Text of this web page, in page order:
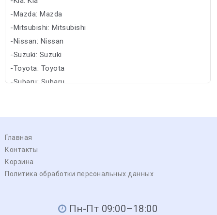
-Mazda: Mazda
-Mitsubishi: Mitsubishi
-Nissan: Nissan
-Suzuki: Suzuki
-Toyota: Toyota
-Subaru: Subaru
Главная
Контакты
Корзина
Политика обработки персональных данных
Пн-Пт 09:00–18:00